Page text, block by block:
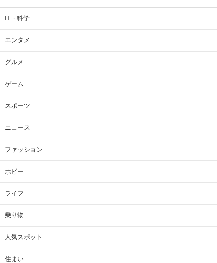
IT・科学
エンタメ
グルメ
ゲーム
スポーツ
ニュース
ファッション
ホビー
ライフ
乗り物
人気スポット
住まい